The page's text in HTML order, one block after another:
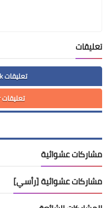
تعليقات
تعليقات Facebook
تعليقات Blogger
مشاركات عشوائية
مشاركات عشوائية [رأسي]